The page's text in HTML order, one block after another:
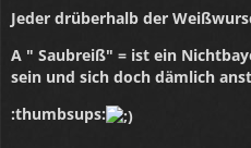
Jeder drüberhalb der
A " Saubreiß" = ist ein
sein und sich doch dämlich
:thumbsups: